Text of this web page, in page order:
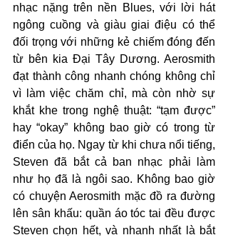
nhạc nặng trên nền Blues, với lời hát
ngông cuồng và giàu giai điệu có thể
đối trọng với những kẻ chiếm đóng đến
từ bên kia Đại Tây Dương. Aerosmith
đạt thành công nhanh chóng không chỉ
vì làm việc chăm chỉ, mà còn nhờ sự
khắt khe trong nghệ thuật: “tạm được”
hay “okay” không bao giờ có trong từ
điển của họ. Ngay từ khi chưa nổi tiếng,
Steven đã bắt cả ban nhạc phải làm
như họ đã là ngôi sao. Không bao giờ
có chuyện Aerosmith mặc đồ ra đường
lên sân khấu: quần áo tóc tai đều được
Steven chọn hết, và nhanh nhất là bắt